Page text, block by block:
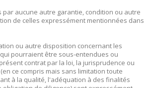
par aucune autre garantie, condition ou autre
de celles expressément mentionnées dans
ou autre disposition concernant les
pourraient être sous-entendues ou
contrat par la loi, la jurisprudence ou
ce compris mais sans limitation toute
à la qualité, l'adéquation à des finalités